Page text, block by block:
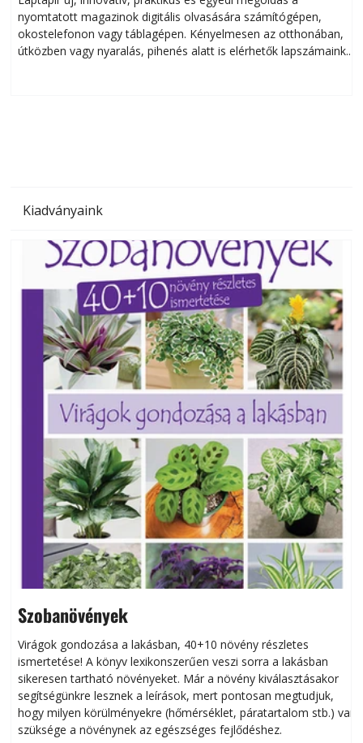
nyomtatott magazinok digitális olvasására számítógépen,
okostelefonon vagy táblagépen. Kényelmesen az otthonában,
útközben vagy nyaralás, pihenés alatt is elérhetők lapszámaink.
Kiadványaink
Szobanövények
Virágok gondozása a lakásban, 40+10 növény részletes
ismertetése! A könyv lexikonszerűen veszi sorra a lakásban
sikeresen tart­ha­tó növényeket. Már a növény kiválasztásakor
segítségünkre lesznek a leírások, mert pontosan megtudjuk,
hogy milyen körülményekre (hőmérséklet, páratartalom stb.) van
szüksége a növénynek az egészséges fejlődéshez.